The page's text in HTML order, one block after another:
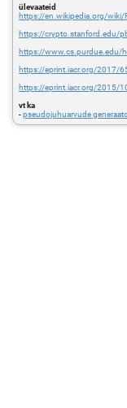
[A^\Phi=1] |
ülevaateid
https://en.wikipedia.org/wiki/
https://crypto.stanford.edu/
https://www.cs.purdue.edu/
https://eprint.iacr.org/2017/
https://eprint.iacr.org/2015/
vt ka
-pseudojuhuarvude